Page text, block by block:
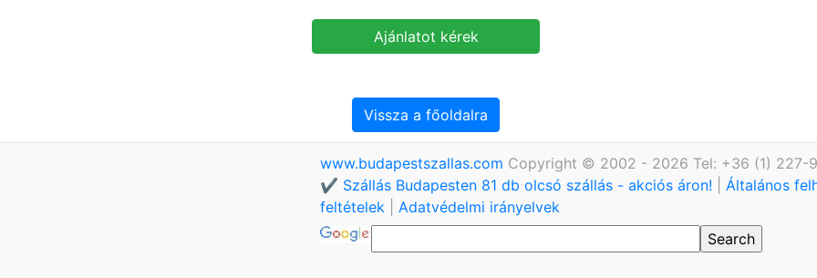
Vissza a főoldalra
www.budapestszallas.com Copyright © 2002 - 2026 Tel: +36 (1) 227-
✔️ Szállás Budapesten 81 db olcsó szállás - akciós áron!
Általános
feltételek
Adatvédelmi irányelvek